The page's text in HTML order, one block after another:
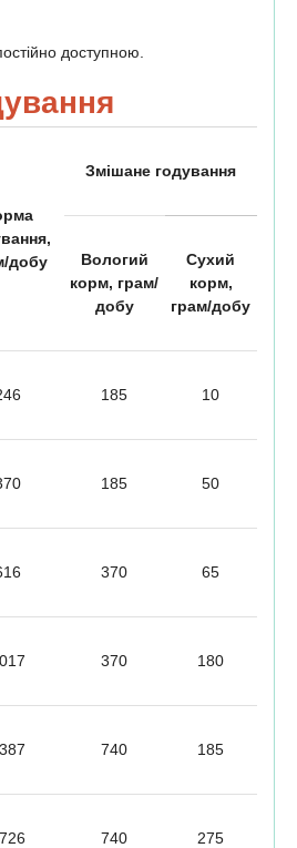
доступною.
добу
Змішане годування
Вологий
корм, грам/
добу
Сухий
корм,
грам/добу
185 10
185 50
370 65
370 180
740 185
740 275